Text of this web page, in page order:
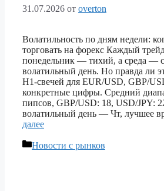
31.07.2026 от overton
Волатильность по дням недели:
торговать на форекс Каждый
понедельник — тихий, а среда —
волатильный день. Но правда ли
H1-свечей для EUR/USD, GBP/
конкретные цифры. Средний
пипсов, GBP/USD: 18, USD/JPY:
волатильный день — Чт, лучшее
далее
Рубрики
Новости с рынков